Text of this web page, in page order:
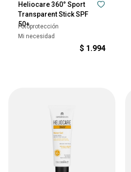
Heliocare 360° Sport
Transparent Stick SPF
50+
Fotoprotección
Mi necesidad
$ 1.994